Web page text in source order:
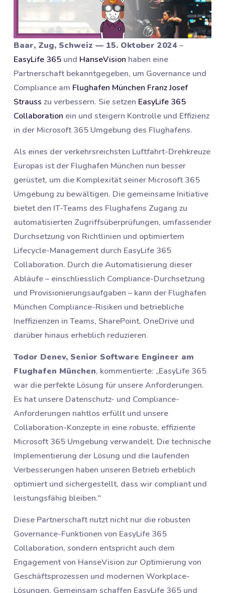
Baar, Zug, Schweiz — 15. Oktober 2024–
EasyLife 365 und HanseVision haben eine
Partnerschaft bekanntgegeben, um Governance und
Compliance am Flughafen München Franz Josef
Strauss zu verbessern. Sie setzen EasyLife 365
Collaboration ein und steigern Kontrolle und Effizienz
in der Microsoft 365 Umgebung des Flughafens.
Als eines der verkehrsreichsten Luftfahrt-Drehkreuze
Europas ist der Flughafen München nun besser
gerüstet, um die Komplexität seiner Microsoft 365
Umgebung zu bewältigen. Die gemeinsame Initiative
bietet den IT-Teams des Flughafens Zugang zu
automatisierten Zugriffsüberprüfungen, umfassender
Durchsetzung von Richtlinien und optimiertem
Lifecycle-Management durch EasyLife 365
Collaboration. Durch die Automatisierung dieser
Abläufe – einschliesslich Compliance-Durchsetzung
und Provisionierungsaufgaben – kann der Flughafen
München Compliance-Risiken und betriebliche
Ineffizienzen in Teams, SharePoint, OneDrive und
darüber hinaus erheblich reduzieren.
Todor Denev, Senior Software Engineer am
Flughafen München, kommentierte: „EasyLife 365
war die perfekte Lösung für unsere Anforderungen.
Es hat unsere Datenschutz- und Compliance-
Anforderungen nahtlos erfüllt und unsere
Collaboration-Konzepte in eine robuste, effiziente
Microsoft 365 Umgebung verwandelt. Die technische
Implementierung der Lösung und die laufenden
Verbesserungen haben unseren Betrieb erheblich
optimiert und sichergestellt, dass wir compliant und
leistungsfähig bleiben."
Diese Partnerschaft nutzt nicht nur die robusten
Governance-Funktionen von EasyLife 365
Collaboration, sondern entspricht auch dem
Engagement von HanseVision zur Optimierung von
Geschäftsprozessen und modernen Workplace-
Lösungen. Gemeinsam schaffen EasyLife 365 und